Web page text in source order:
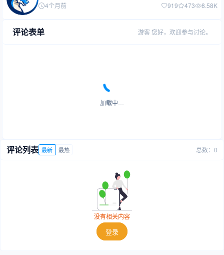
4个月前 919 473 8.58K
评论表单 游客 您好，欢迎参与讨论。
加载中…
评论列表 最新 最热 总数：0
没有相关内容
登录